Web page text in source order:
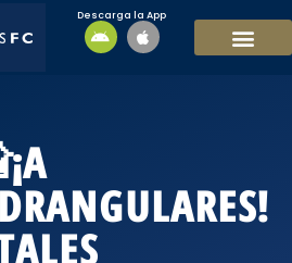
Descarga la App